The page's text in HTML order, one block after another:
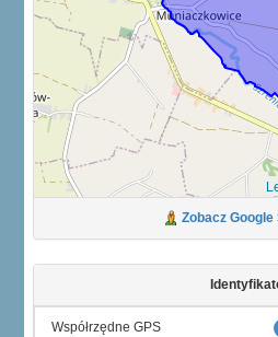
Zobacz Google
Współrzędne GPS